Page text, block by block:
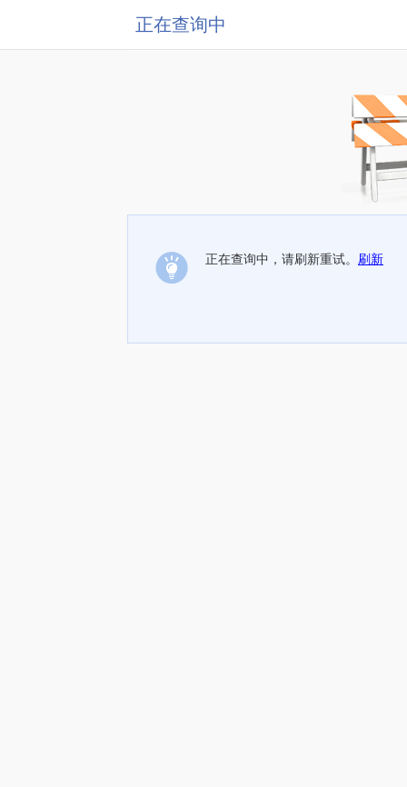
正在查询中
正在查询中，请刷新重试。 刷新